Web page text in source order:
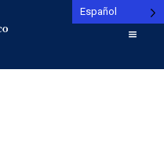
Español